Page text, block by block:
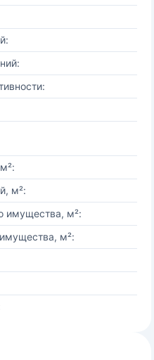
м²:
имущества, м²:
м²: